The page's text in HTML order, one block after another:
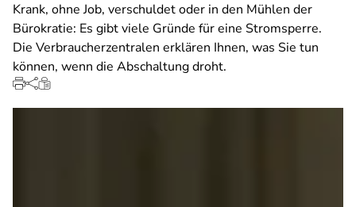
Krank, ohne Job, verschuldet oder in den Mühlen der
Bürokratie: Es gibt viele Gründe für eine Stromsperre.
Die Verbraucherzentralen erklären Ihnen, was Sie tun
können, wenn die Abschaltung droht.